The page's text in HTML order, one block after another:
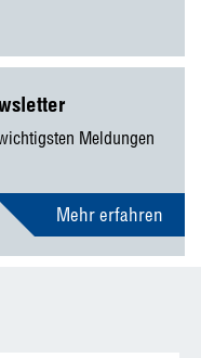
Meldungen
Mehr erfahren